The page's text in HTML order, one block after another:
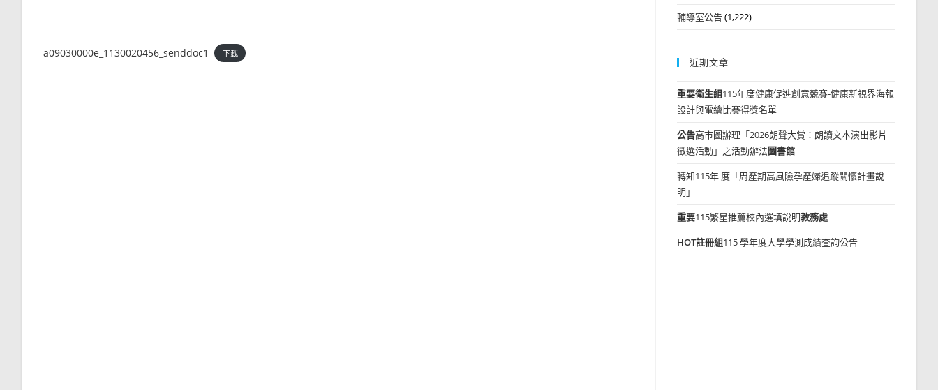
a09030000e_1130020456_senddoc1 下載
輔導室公告(1,222)
近期文章
重要衛生組115年度健康促進創意競賽-健康新視界海報
設計與電繪比賽得獎名單
公告高市圖辦理「2026朗聲大賞：朗讀文本演出影片
徵選活動」之活動辦法圖書館
轉知115年 度「周產期高風險孕產婦追蹤關懷計畫說
明」
重要115繁星推薦校內選填說明教務處
HOT註冊組115 學年度大學學測成績查詢公告